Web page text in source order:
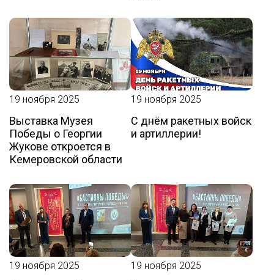
19 ноября 2025
Выставка Музея
Победы о Георгии
Жукове откроется в
Кемеровской области
19 ноября 2025
С днём ракетных войск
и артиллерии!
19 ноября 2025 19 ноября 2025